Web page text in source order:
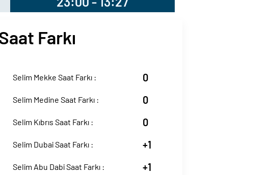
Farkı
Selim Mekke Saat Farkı : 0
Selim Medine Saat Farkı : 0
Selim Kıbrıs Saat Farkı : 0
Selim Dubai Saat Farkı : +1
Selim Abu Dabi Saat Farkı : +1